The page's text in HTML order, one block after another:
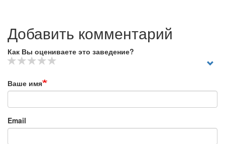
Добавить комментарий
Как Вы оцениваете это заведение?
Ваше имя
Email